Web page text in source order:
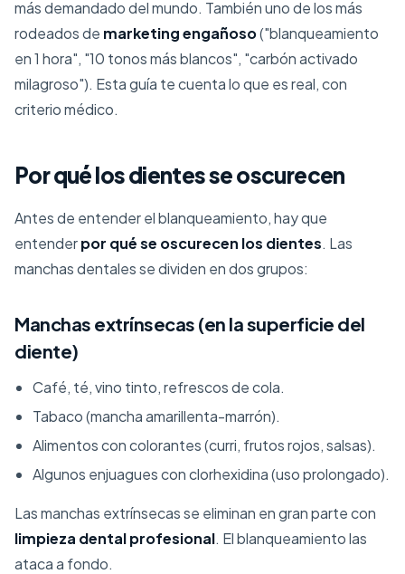
más demandado del mundo. También uno de los más
rodeados de marketing engañoso("blanqueamiento
en 1 hora", "10 tonos más blancos", "carbón activado
milagroso"). Esta guía te cuenta lo que es real, con
criterio médico.
Por qué los dientes se oscurecen
Antes de entender el blanqueamiento, hay que
entenderpor qué se oscurecen los dientes. Las
manchas dentales se dividen en dos grupos:
Manchas extrínsecas (en la superficie del
diente)
Café, té, vino tinto, refrescos de cola.
Tabaco (mancha amarillenta-marrón).
Alimentos con colorantes (curri, frutos rojos, salsas).
Algunos enjuagues con clorhexidina (uso prolongado).
Las manchas extrínsecas se eliminan en gran parte con
limpieza dental profesional. El blanqueamiento las
ataca a fondo.